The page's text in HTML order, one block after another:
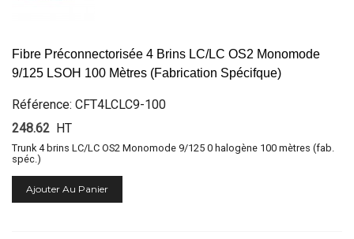
Fibre Préconnectorisée 4 Brins LC/LC OS2 Monomode
9/125 LSOH 100 Mètres (Fabrication Spécifque)
Référence: CFT4LCLC9-100
248.62 HT
Trunk 4 brins LC/LC OS2 Monomode 9/125 0 halogène 100 mètres (fab.
spéc.)
Ajouter Au Panier